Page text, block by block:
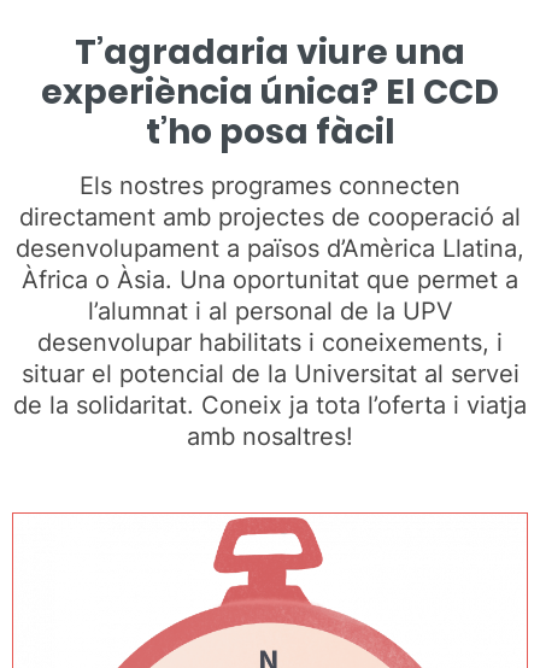
T’agradaria viure una
experiència única? El CCD
t’ho posa fàcil
Els nostres programes connecten
directament amb projectes de cooperació al
desenvolupament a països d’Amèrica Llatina,
Àfrica o Àsia. Una oportunitat que permet a
l’alumnat i al personal de la UPV
desenvolupar habilitats i coneixements, i
situar el potencial de la Universitat al servei
de la solidaritat. Coneix ja tota l’oferta i viatja
amb nosaltres!